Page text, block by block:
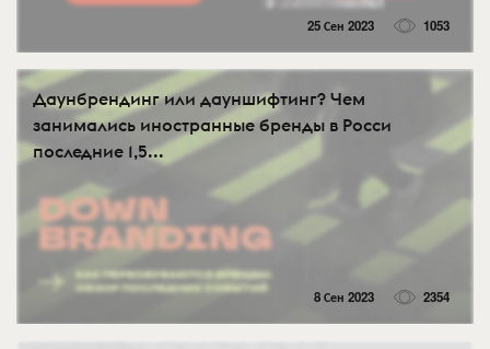
25 Сен 2023 1053
Даунбрендинг или дауншифтинг? Чем
занимались иностранные бренды в Росси
последние 1,5...
8 Сен 2023 2354